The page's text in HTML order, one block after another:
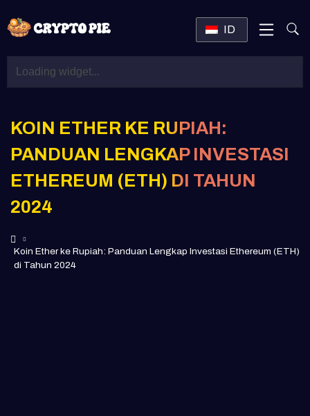
ID
KOIN ETHER KE RUPIAH:
PANDUAN LENGKAP INVESTASI
ETHEREUM (ETH) DI TAHUN
2024
Koin Ether ke Rupiah: Panduan Lengkap Investasi Ethereum (ETH)
di Tahun 2024